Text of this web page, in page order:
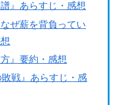
』あらすじ・感想
ぜ薪を背負ってい
』要約・感想
戦』あらすじ・感